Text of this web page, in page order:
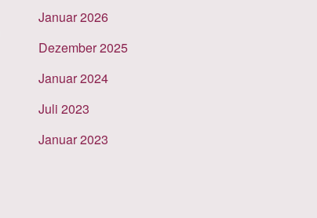
Januar 2026
Dezember 2025
Januar 2024
Juli 2023
Januar 2023